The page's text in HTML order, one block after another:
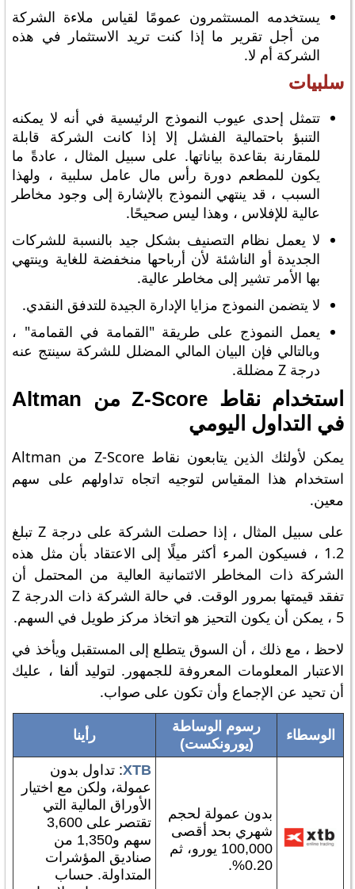
يستخدمه المستثمرون عمومًا لقياس ملاءة الشركة
من أجل تقرير ما إذا كنت تريد الاستثمار في هذه
الشركة أم لا.
سلبيات
تتمثل إحدى عيوب النموذج الرئيسية في أنه لا يمكنه
التنبؤ باحتمالية الفشل إلا إذا كانت الشركة قابلة
للمقارنة بقاعدة بياناتها. على سبيل المثال ، عادةً ما
يكون للمطعم دورة رأس مال عامل سلبية ، ولهذا
السبب ، قد ينتهي النموذج بالإشارة إلى وجود مخاطر
عالية للإفلاس ، وهذا ليس صحيحًا.
لا يعمل نظام التصنيف بشكل جيد بالنسبة للشركات
الجديدة أو الناشئة لأن أرباحها منخفضة للغاية وينتهي
بها الأمر تشير إلى مخاطر عالية.
لا يتضمن النموذج مزايا الإدارة الجيدة للتدفق النقدي.
يعمل النموذج على طريقة "القمامة في القمامة" ،
وبالتالي فإن البيان المالي المضلل للشركة سينتج عنه
درجة Z مضللة.
استخدام نقاط Z-Score من Altman
في التداول اليومي
يمكن لأولئك الذين يتابعون نقاط Z-Score من Altman
استخدام هذا المقياس لتوجيه اتجاه تداولهم على سهم
معين.
على سبيل المثال ، إذا حصلت الشركة على درجة Z تبلغ
1.2 ، فسيكون المرء أكثر ميلًا إلى الاعتقاد بأن مثل هذه
الشركة ذات المخاطر الائتمانية العالية من المحتمل أن
تفقد قيمتها بمرور الوقت. في حالة الشركة ذات الدرجة Z
5 ، يمكن أن يكون التحيز هو اتخاذ مركز طويل في السهم.
لاحظ ، مع ذلك ، أن السوق يتطلع إلى المستقبل ويأخذ في
الاعتبار المعلومات المعروفة للجمهور. لتوليد ألفا ، عليك
أن تحيد عن الإجماع وأن تكون على صواب.
الوسطاء
رسوم الوساطة
(يورونكست)
رأينا
بدون عمولة لحجم
شهري بحد أقصى
100,000 يورو، ثم
0.20%.
XTB: تداول بدون
عمولة، ولكن مع اختيار
الأوراق المالية التي
تقتصر على 3,600
سهم و1,350 من
صناديق المؤشرات
المتداولة. حساب